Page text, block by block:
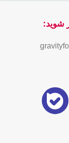
شوید: